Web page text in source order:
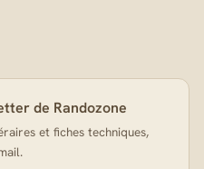
de Randozone
et fiches techniques,